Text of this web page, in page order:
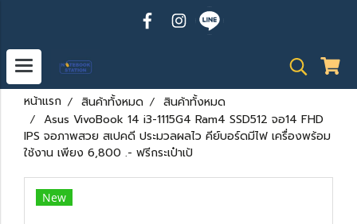
หน้าแรก สินค้าทั้งหมด
สินค้าทั้งหมด
Asus VivoBook 14 i3-1115G4 Ram4 SSD512 จอ14 FHD
IPS จอภาพสวย สเปคดี ประมวลผลไว คีย์บอร์ดมีไฟ เครื่องพร้อม
ใช้งาน เพียง 6,800 .- ฟรีกระเป๋าเป้
New